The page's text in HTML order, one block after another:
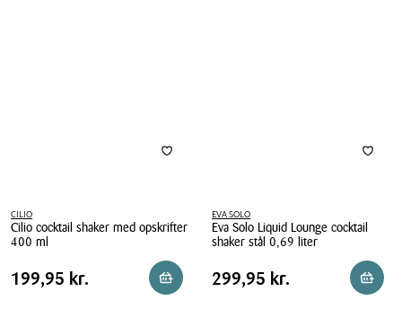
CILIO
Cilio cocktail shaker med opskrifter
400 ml
Cilio
cocktail
Pris
Pris 199,95 kr.
199,95 kr. Læg i kurv
EVA SOLO
Eva Solo Liquid Lounge cocktail
shaker stål 0,69 liter
Eva
Solo
Pris
Pris 299,95 kr.
299,95 kr.